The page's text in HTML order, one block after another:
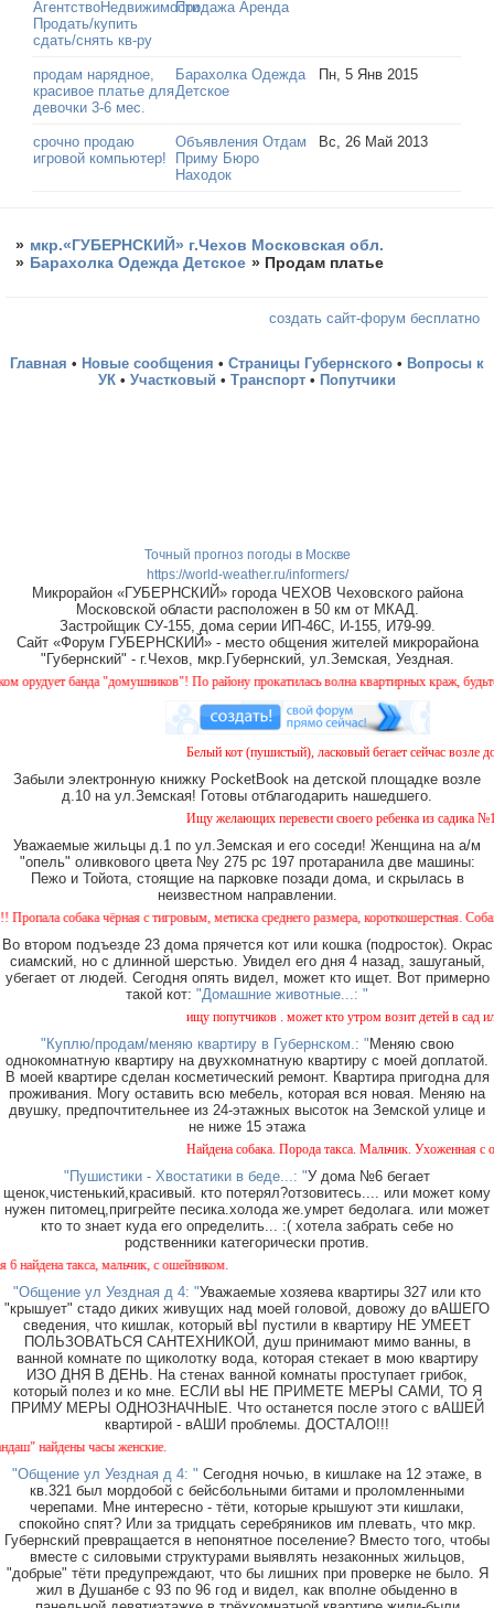
АгентствоНедвижимости
Продать/купить
сдать/снять кв-ру
Продажа Аренда
продам нарядное,
красивое платье для
девочки 3-6 мес.
Барахолка Одежда
Детское
Пн, 5 Янв 2015
срочно продаю
игровой компьютер!
Объявления Отдам
Приму Бюро
Находок
Вс, 26 Май 2013
» мкр.«ГУБЕРНСКИЙ» г.Чехов Московская обл.
» Барахолка Одежда Детское » Продам платье
создать сайт-форум бесплатно
Главная • Новые сообщения • Страницы Губернского • Вопросы к
УК • Участковый • Транспорт • Попутчики
Точный прогноз погоды в Москве
https://world-weather.ru/informers/
Микрорайон «ГУБЕРНСКИЙ» города ЧЕХОВ Чеховского района
Московской области расположен в 50 км от МКАД.
Застройщик СУ-155, дома серии ИП-46С, И-155, И79-99.
Сайт «Форум ГУБЕРНСКИЙ» - место общения жителей микрорайона
"Губернский" - г.Чехов, мкр.Губернский, ул.Земская, Уездная.
банда "домушников"! По району прокатилась волна квартирных краж, будьте
Белый кот (пушистый), ласковый бегает сейчас возле
Забыли электронную книжку PocketBook на детской площадке возле
д.10 на ул.Земская! Готовы отблагодарить нашедшего.
Ищу желающих перевести своего ребенка из садика
Уважаемые жильцы д.1 по ул.Земская и его соседи! Женщина на а/м
"опель" оливкового цвета №у 275 рс 197 протаранила две машины:
Пежо и Тойота, стоящие на парковке позади дома, и скрылась в
неизвестном направлении.
собака чёрная с тигровым, метиска среднего размера, короткошерстная. Собака
Во втором подъезде 23 дома прячется кот или кошка (подросток). Окрас
сиамский, но с длинной шерстью. Увидел его дня 4 назад, зашуганый,
убегает от людей. Сегодня опять видел, может кто ищет. Вот примерно
такой кот: "Домашние животные...: "
ищу попутчиков . может кто утром возит детей в сад
"Куплю/продам/меняю квартиру в Губернском.: " Меняю свою
однокомнатную квартиру на двухкомнатную квартиру с моей доплатой.
В моей квартире сделан косметический ремонт. Квартира пригодна для
проживания. Могу оставить всю мебель, которая вся новая. Меняю на
двушку, предпочтительнее из 24-этажных высоток на Земской улице и
не ниже 15 этажа
Найдена собака. Порода такса. Мальчик. Ухоженная с
"Пушистики - Хвостатики в беде...: "У дома №6 бегает
щенок,чистенький,красивый. кто потерял?отзовитесь.... или может кому
нужен питомец,пригрейте песика.холода же.умрет бедолага. или может
кто то знает куда его определить... :( хотела забрать себе но
родственники категорически против.
такса, мальчик, с ошейником.
"Общение ул Уездная д 4: "Уважаемые хозяева квартиры 327 или кто
"крышует" стадо диких живущих над моей головой, довожу до вАШЕГО
сведения, что кишлак, который вЫ пустили в квартиру НЕ УМЕЕТ
ПОЛЬЗОВАТЬСЯ САНТЕХНИКОЙ, душ принимают мимо ванны, в
ванной комнате по щиколотку вода, которая стекает в мою квартиру
ИЗО ДНЯ В ДЕНЬ. На стенах ванной комнаты проступает грибок,
который полез и ко мне. ЕСЛИ вЫ НЕ ПРИМЕТЕ МЕРЫ САМИ, ТО Я
ПРИМУ МЕРЫ ОДНОЗНАЧНЫЕ. Что останется после этого с вАШЕЙ
квартирой - вАШИ проблемы. ДОСТАЛО!!!
найдены часы женские.
"Общение ул Уездная д 4: " Сегодня ночью, в кишлаке на 12 этаже, в
кв.321 был мордобой с бейсбольными битами и проломленными
черепами. Мне интересно - тёти, которые крышуют эти кишлаки,
спокойно спят? Или за тридцать серебряников им плевать, что мкр.
Губернский превращается в непонятное поселение? Вместо того, чтобы
вместе с силовыми структурами выявлять незаконных жильцов,
"добрые" тёти предупреждают, что бы лишних при проверке не было. Я
жил в Душанбе с 93 по 96 год и видел, как вполне обыденно в